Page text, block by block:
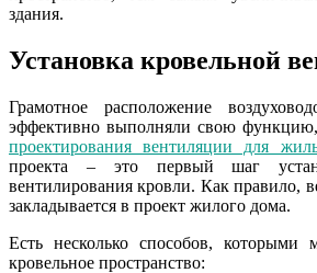
здания.
Установка кровельной
Грамотное расположение
эффективно выполняли свою функцию,
проектирования вентиляции для
проекта – это первый шаг
вентилирования кровли. Как правило,
закладывается в проект жилого дома.
Есть несколько способов, которыми
кровельное пространство: